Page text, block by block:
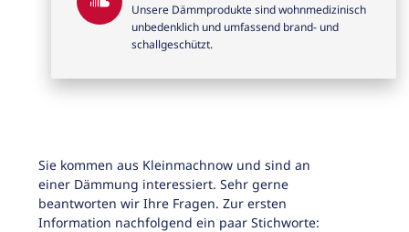
Unsere Dämmprodukte sind wohnmedizinisch
unbedenklich und umfassend brand- und
schallgeschützt.
Sie kommen aus Kleinmachnow und sind an
einer Dämmung interessiert. Sehr gerne
beantworten wir Ihre Fragen. Zur ersten
Information nachfolgend ein paar Stichworte: